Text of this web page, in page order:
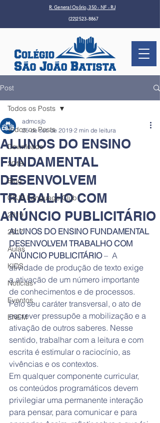
R. General Osório, 350 - NF - RJ
(22)2523-8867
Post
Todos os Posts
Downloads
2018
Blog
CSJB Language Club
2019
2017
Aulas
KIDS
Notícias
Eventos
ENEM
Todos os Posts
ALUNOS DO ENSINO
FUNDAMENTAL
DESENVOLVEM
TRABALHO COM
ANÚNCIO PUBLICITÁRIO
admcsjb
25 de set. de 2019 2 min de leitura
ALUNOS DO ENSINO FUNDAMENTAL
DESENVOLVEM TRABALHO COM
ANÚNCIO PUBLICITÁRIO –  A
atividade de produção de texto exige
a ativação de um número importante
de conhecimentos e de processos.
Pelo seu caráter transversal, o ato de
escrever pressupõe a mobilização e a
ativação de outros saberes. Nesse
sentido, trabalhar com a leitura e com
escrita é estimular o raciocínio, as
vivências e os contextos.
Em qualquer componente curricular,
os conteúdos programáticos devem
privilegiar uma permanente interação
para pensar, para comunicar e para